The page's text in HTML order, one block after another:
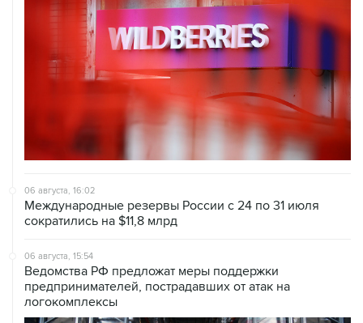
06 августа, 16:02
Международные резервы России с 24 по 31 июля
сократились на $11,8 млрд
06 августа, 15:54
Ведомства РФ предложат меры поддержки
предпринимателей, пострадавших от атак на
логокомплексы